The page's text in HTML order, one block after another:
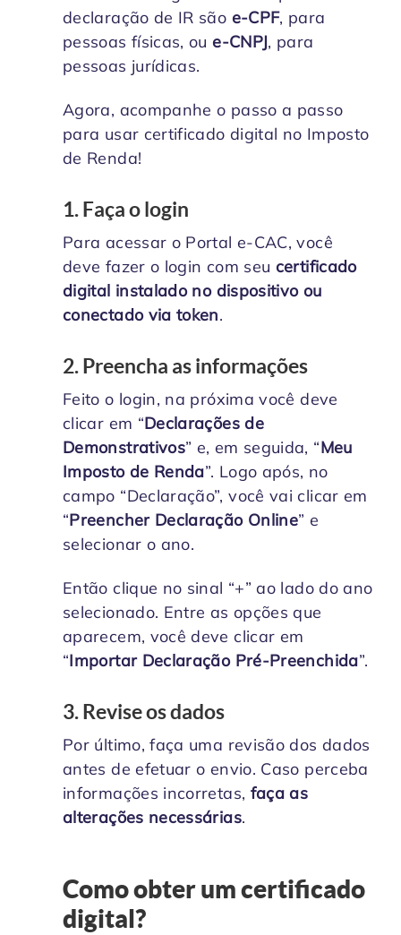
declaração de IR são e-CPF, para
pessoas físicas, oue-CNPJ, para
pessoas jurídicas.
Agora, acompanhe o passo a passo
para usar certificado digital no Imposto
de Renda!
1. Faça o login
Para acessar o Portal e-CAC, você
deve fazer o login com seu certificado
digital instalado no dispositivo ou
conectado via token.
2. Preencha as informações
Feito o login, na próxima você deve
clicar em “Declarações de
Demonstrativos” e, em seguida, “Meu
Imposto de Renda”. Logo após, no
campo “Declaração”, você vai clicar em
“Preencher Declaração Online” e
selecionar o ano.
Então clique no sinal “+” ao lado do ano
selecionado. Entre as opções que
aparecem, você deve clicar em
“Importar Declaração Pré-Preenchida”.
3. Revise os dados
Por último, faça uma revisão dos dados
antes de efetuar o envio. Caso perceba
informações incorretas, faça as
alterações necessárias.
Como obter um certificado
digital?